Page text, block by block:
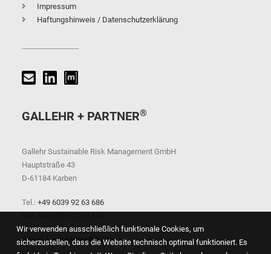
Impressum
Haftungshinweis / Datenschutzerklärung
GALLEHR + PARTNER®
Gallehr Sustainable Risk Management GmbH
Hauptstraße 43
D-61184 Karben
Tel.: +49 6039 92 63 686
E-Mail:kontakt@gallehr.de
Wir verwenden ausschließlich funktionale Cookies, um
sicherzustellen, dass die Website technisch optimal funktioniert. Es